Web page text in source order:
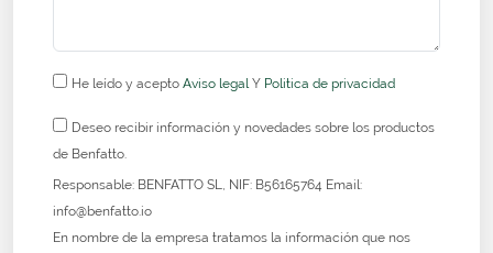
He leído y acepto Aviso legal Y Politica de privacidad
Deseo recibir información y novedades sobre los productos
de Benfatto.
Responsable: BENFATTO SL, NIF: B56165764 Email:
info@benfatto.io
En nombre de la empresa tratamos la información que nos